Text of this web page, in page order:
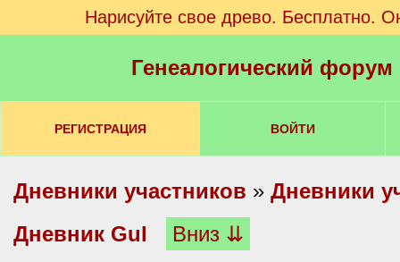
Нарисуйте свое древо. Бесплатно.
Генеалогический
РЕГИСТРАЦИЯ ВОЙТИ
Дневники участников » Дневники
Дневник Gul
Вниз ⇊